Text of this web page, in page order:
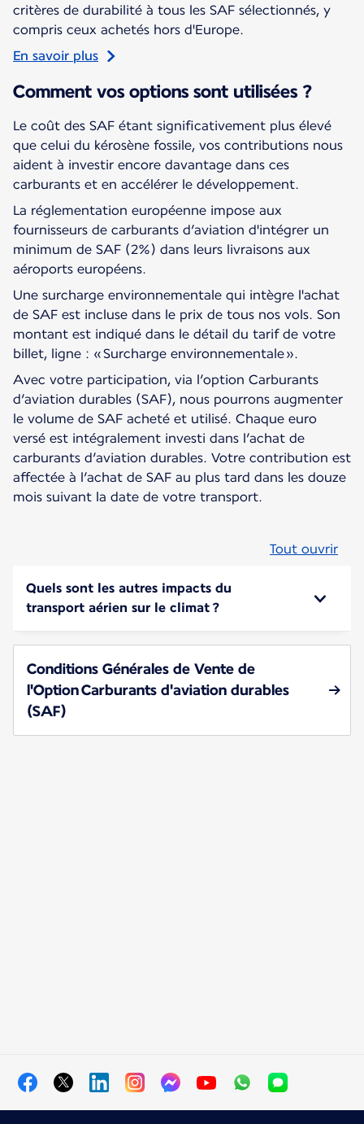
critères de durabilité à tous les SAF sélectionnés, y
compris ceux achetés hors d'Europe.
En savoir plus
Comment vos options sont utilisées ?
Le coût des SAF étant significativement plus élevé
que celui du kérosène fossile, vos contributions nous
aident à investir encore davantage dans ces
carburants et en accélérer le développement.
La réglementation européenne impose aux
fournisseurs de carburants d’aviation d'intégrer un
minimum de SAF (2%) dans leurs livraisons aux
aéroports européens.
Une surcharge environnementale qui intègre l'achat
de SAF est incluse dans le prix de tous nos vols. Son
montant est indiqué dans le détail du tarif de votre
billet, ligne : « Surcharge environnementale ».
Avec votre participation, via l’option Carburants
d’aviation durables (SAF), nous pourrons augmenter
le volume de SAF acheté et utilisé. Chaque euro
versé est intégralement investi dans l’achat de
carburants d’aviation durables. Votre contribution est
affectée à l’achat de SAF au plus tard dans les douze
mois suivant la date de votre transport.
Tout ouvrir
Quels sont les autres impacts du
transport aérien sur le climat ?
Conditions Générales de Vente de
l'Option Carburants d'aviation durables
(SAF)